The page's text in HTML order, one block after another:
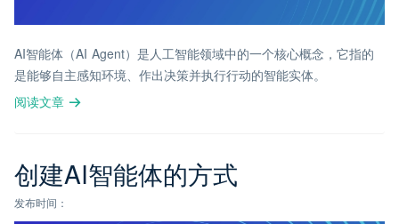
AI智能体（AI Agent）是人工智能领域中的一个核心概念，它指的
是能够自主感知环境、作出决策并执行行动的智能实体。
阅读文章
创建AI智能体的方式
发布时间：